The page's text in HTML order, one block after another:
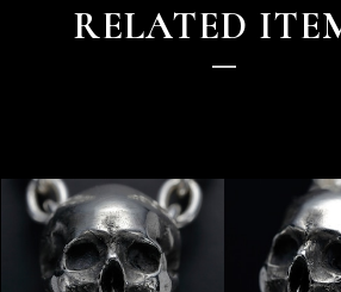
RELATED